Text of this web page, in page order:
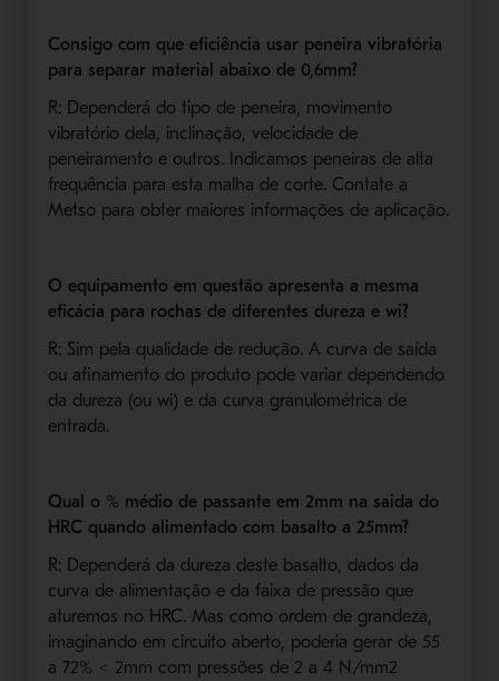
Consigo com que eficiência usar peneira vibratória
para separar material abaixo de 0,6mm?
R: Dependerá do tipo de peneira, movimento
vibratório dela, inclinação, velocidade de
peneiramento e outros. Indicamos peneiras de alta
frequência para esta malha de corte. Contate a
Metso para obter maiores informações de aplicação.
O equipamento em questão apresenta a mesma
eficácia para rochas de diferentes dureza e wi?
R: Sim pela qualidade de redução. A curva de saída
ou afinamento do produto pode variar dependendo
da dureza (ou wi) e da curva granulométrica de
entrada.
Qual o % médio de passante em 2mm na saida do
HRC quando alimentado com basalto a 25mm?
R: Dependerá da dureza deste basalto, dados da
curva de alimentação e da faixa de pressão que
aturemos no HRC. Mas como ordem de grandeza,
imaginando em circuito aberto, poderia gerar de 55
a 72% < 2mm com pressões de 2 a 4 N/mm2